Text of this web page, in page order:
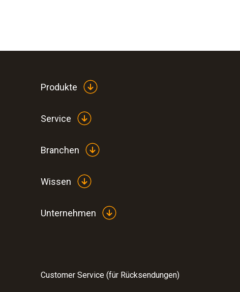
Produkte
Service
Branchen
Wissen
Unternehmen
Customer Service (für Rücksendungen)